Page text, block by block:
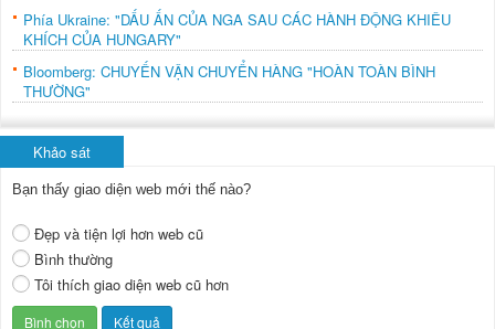
Phía Ukraine: "DẤU ẤN CỦA NGA SAU CÁC HÀNH ĐỘNG KHIÊU
KHÍCH CỦA HUNGARY"
Bloomberg: CHUYẾN VẬN CHUYỂN HÀNG "HOÀN TOÀN BÌNH
THƯỜNG"
Khảo sát
Bạn thấy giao diện web mới thế nào?
Đẹp và tiện lợi hơn web cũ
Bình thường
Tôi thích giao diện web cũ hơn